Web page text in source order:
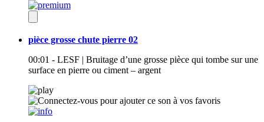
pièce grosse chute pierre 02
00:01 - LESF | Bruitage d’une grosse pièce qui tombe sur une
surface en pierre ou ciment – argent